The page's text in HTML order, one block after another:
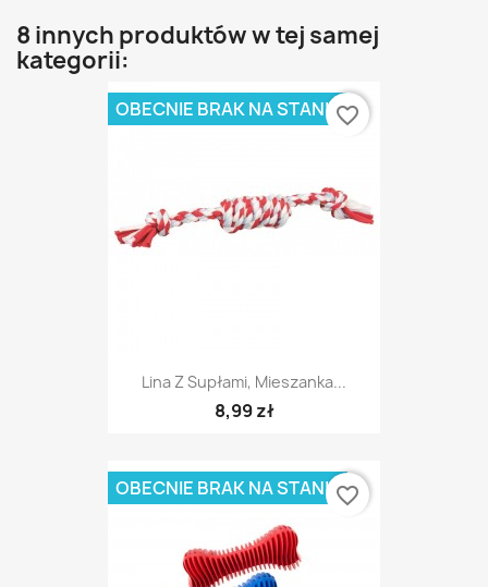
8 innych produktów w tej samej
kategorii:
Lina Z Supłami, Mieszanka...
8,99 zł
OBECNIE BRAK NA STANIEfavorite_border
OBECNIE BRAK NA STANIEfavorite_border